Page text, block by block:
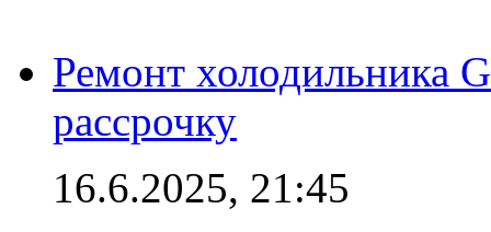
Ремонт холодильника
рассрочку
16.6.2025, 21:45